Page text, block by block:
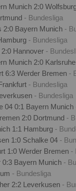
Munich 2:0
- Bundesliga
2:0 Bayern Munich -
- Bundesliga
Hannover -
Munich 2:0
6:3 Werder Bremen -
- Bundesliga
- Bundesliga
04 0:1 Bayern Munich
2:0 Dortmund -
1:1 Hamburg -
1:0 Schalke 04 -
1:0 Werder Bremen -
Bayern Munich -
- Bundesliga
2:2 Leverkusen -